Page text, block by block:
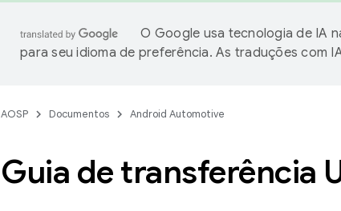
O Google usa tecnologia de IA
para seu idioma de preferência. As traduções com
AOSP Documentos Android Automotive
Guia de transferência